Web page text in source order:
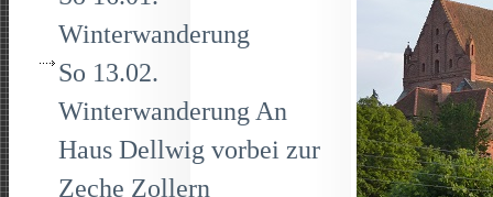
Winterwanderung
So 13.02.
Winterwanderung An
Haus Dellwig vorbei zur
Zeche Zollern